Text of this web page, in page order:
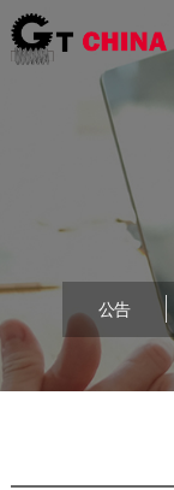
公告